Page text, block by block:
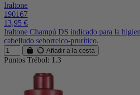
Iraltone
190167
13,95 €
Iraltone Champú DS indicado para la
cabelludo seborreico-prurítico.
Añadir a la cesta
Puntos Trébol: 1.3